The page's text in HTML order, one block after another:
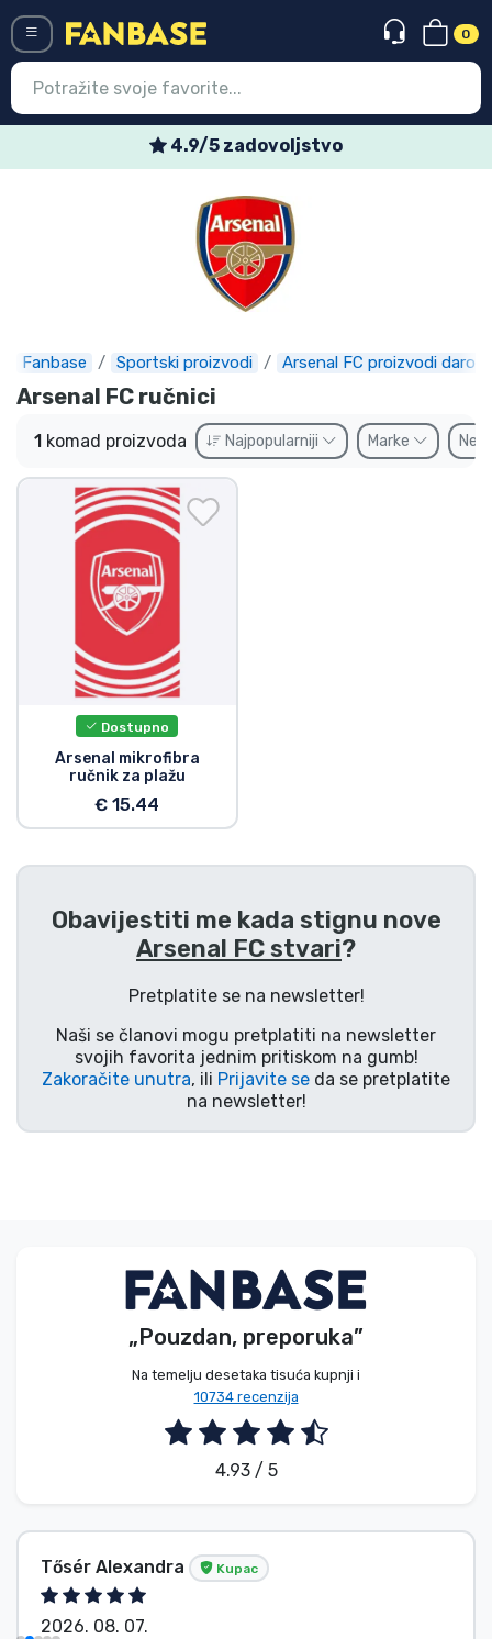
0
4.9/5 zadovoljstvo
Fanbase Sportski proizvodi Arsenal FC proizvodi darovi
Arsenal FC ručnici
1 komad proizvoda Najpopularniji Marke Ne
Dostupno
Arsenal mikrofibra
ručnik za plažu
€ 15.44
Obavijestiti me kada stignu nove
Arsenal FC stvari?
Pretplatite se na newsletter!
Naši se članovi mogu pretplatiti na newsletter
svojih favorita jednim pritiskom na gumb!
Zakoračite unutra, ili Prijavite se da se pretplatite
na newsletter!
„Pouzdan, preporuka”
Na temelju desetaka tisuća kupnji i
10734 recenzija
4.93 / 5
Tősér Alexandra Kupac
2026. 08. 07.
Najnovije proizvodi
Ekspresna dostava
Prednarudžbe
Outlet proizvodi
Dostava i plaćanje
TV serija proizvodi
Film proizvodi
Crtani proizvodi
Anime proizvodi
Gamer proizvodi
Glazbeni proizvodi
Vrste proizvoda
Marke